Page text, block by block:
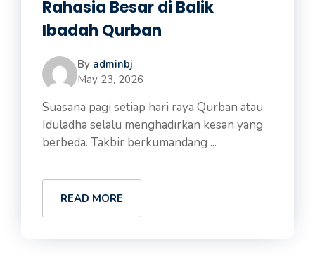
Rahasia Besar di Balik
Ibadah Qurban
By adminbj
May 23, 2026
Suasana pagi setiap hari raya Qurban atau
Iduladha selalu menghadirkan kesan yang
berbeda. Takbir berkumandang ...
READ MORE